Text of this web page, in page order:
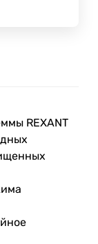
REXANT